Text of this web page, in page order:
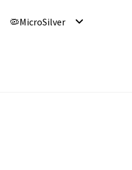
🦠MicroSilver